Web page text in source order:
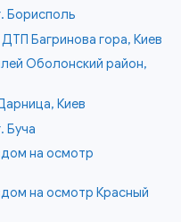
Борисполь
Багринова гора, Киев
Оболонский район,
Киев
Буча
на осмотр
на осмотр Красный